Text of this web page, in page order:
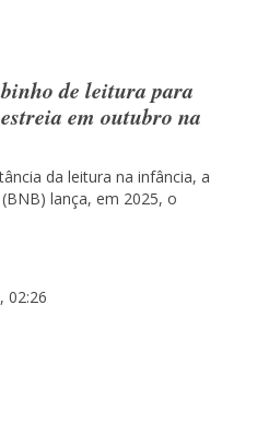
de leitura para
em outubro na
da leitura na infância, a
lança, em 2025, o
02:26